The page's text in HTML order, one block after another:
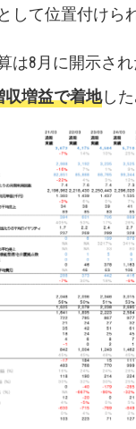
して位置付けら
は8月に開示され
収増益で着地した